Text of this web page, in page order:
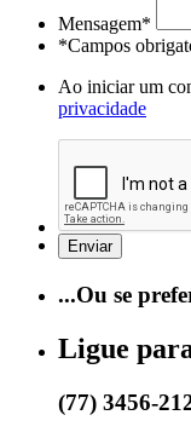
Mensagem*
*Campos
Ao iniciar um
privacidade
...Ou se
Ligue
(77) 3456-